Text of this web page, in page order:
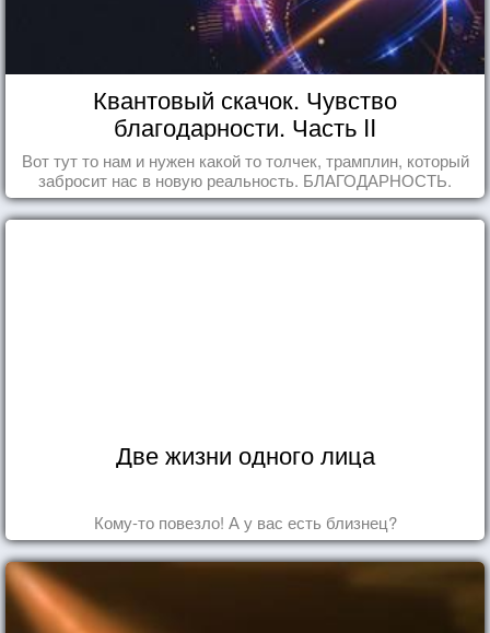
Квантовый скачок. Чувство
благодарности. Часть II
Вот тут то нам и нужен какой то толчек, трамплин, который
забросит нас в новую реальность. БЛАГОДАРНОСТЬ.
Две жизни одного лица
Кому-то повезло! А у вас есть близнец?